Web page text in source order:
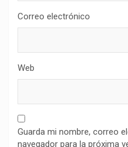
Correo electrónico
Web
Guarda mi nombre, correo
navegador para la próxima